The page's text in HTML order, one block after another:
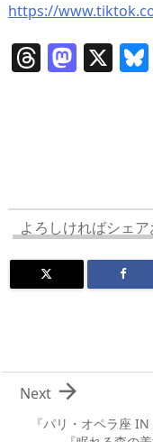
https://
T
s
M
o
n
X
よろしければシェ
『パリ・オペラ座

Next